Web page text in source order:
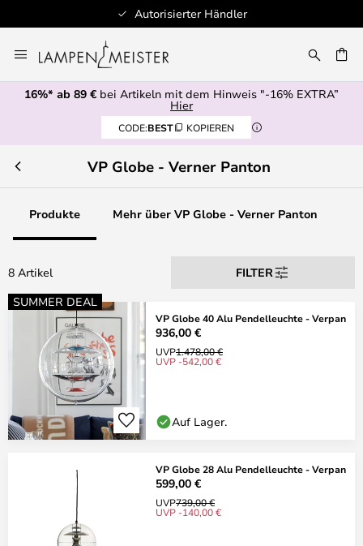
Autorisierter Händler
Inhalt
springen
16%* ab 89 € bei Artikeln mit dem Hinweis "-16% EXTRA”
Hier
CODE:BEST KOPIEREN
VP Globe - Verner Panton
Produkte Mehr über VP Globe - Verner Panton
8 Artikel
FILTER
SUMMER DEAL
VP Globe 40 Alu Pendelleuchte - Verpan
936,00 €
UVP1.478,00 €
UVP -542,00 €
Auf Lager.
VP Globe 28 Alu Pendelleuchte - Verpan
599,00 €
UVP739,00 €
UVP -140,00 €